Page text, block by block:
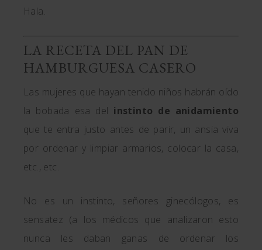
Hala.
LA RECETA DEL PAN DE
HAMBURGUESA CASERO
Las mujeres que hayan tenido niños habrán oído
la bobada esa del instinto de anidamiento
que te entra justo antes de parir, un ansia viva
por ordenar y limpiar armarios, colocar la casa,
etc., etc.
No es un instinto, señores ginecólogos, es
sensatez (a los médicos que analizaron esto
nunca les daban ganas de ordenar los